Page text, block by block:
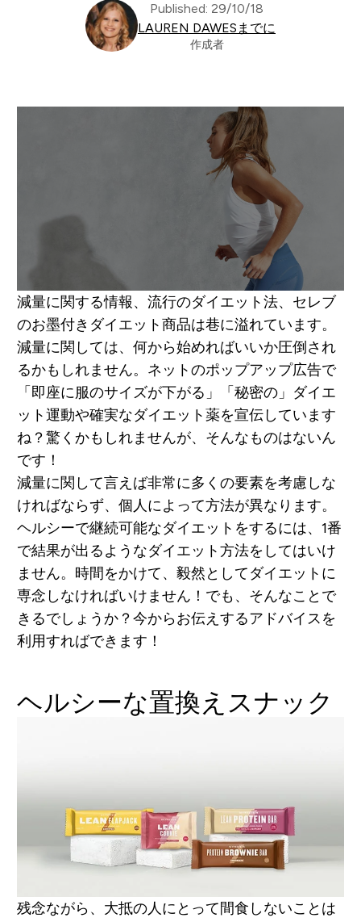
Published: 29/10/18
LAUREN DAWESまでに
作成者
減量に関する情報、流行のダイエット法、セレブ
のお墨付きダイエット商品は巷に溢れています。
減量に関しては、何から始めればいいか圧倒され
るかもしれません。ネットのポップアップ広告で
「即座に服のサイズが下がる」「秘密の」ダイエ
ット運動や確実なダイエット薬を宣伝しています
ね？驚くかもしれませんが、そんなものはないん
です！
減量に関して言えば非常に多くの要素を考慮しな
ければならず、個人によって方法が異なります。
ヘルシーで継続可能なダイエットをするには、1番
で結果が出るようなダイエット方法をしてはいけ
ません。時間をかけて、毅然としてダイエットに
専念しなければいけません！でも、そんなことで
きるでしょうか？今からお伝えするアドバイスを
利用すればできます！
ヘルシーな置換えスナック
残念ながら、大抵の人にとって間食しないことは